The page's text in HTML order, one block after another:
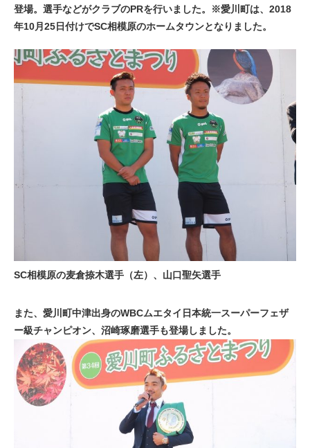
登場。選手などがクラブのPRを行いました。※愛川町は、2018
年10月25日付けでSC相模原のホームタウンとなりました。
SC相模原の麦倉捺木選手（左）、山口聖矢選手
また、愛川町中津出身のWBCムエタイ日本統一スーパーフェザ
ー級チャンピオン、沼崎琢磨選手も登場しました。